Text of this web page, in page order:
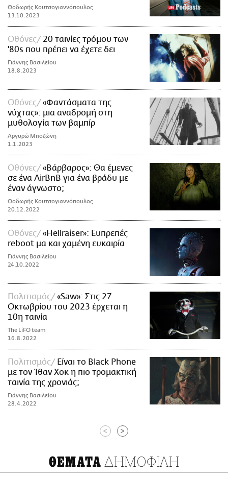
Θοδωρής Κουτσογιαννόπουλος
13.10.2023
Οθόνες
20 ταινίες τρόμου των
'80s που πρέπει να έχετε δει
Γιάννης Βασιλείου
18.8.2023
Οθόνες
«Φαντάσματα της
νύχτας»: μια αναδρομή στη
μυθολογία των βαμπίρ
Αργυρώ Μποζώνη
1.1.2023
Οθόνες
«Βάρβαρος»: Θα έμενες
σε ένα AirBnB για ένα βράδυ με
έναν άγνωστο;
Θοδωρής Κουτσογιαννόπουλος
20.12.2022
Οθόνες
«Hellraiser»: Ευπρεπές
reboot μα και χαμένη ευκαιρία
Γιάννης Βασιλείου
24.10.2022
Πολιτισμός
«Saw»: Στις 27
Οκτωβρίου του 2023 έρχεται η
10η ταινία
The LiFO team
16.8.2022
Πολιτισμός
Eίναι το Black Phone
με τον Ίθαν Χοκ η πιο τρομακτική
ταινία της χρονιάς;
Γιάννης Βασιλείου
28.4.2022
< >
ΘΕΜΑΤΑ ΔΗΜΟΦΙΛΗ